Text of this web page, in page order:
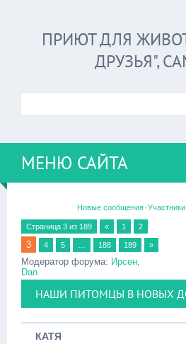
ПРИЮТ ДЛЯ
ДРУЗЬЯ",
МЕНЮ САЙТА
Новые сообщения·Участники
Страница 3 из 189 « 1 2
3 4 5 188 189 »
Модератор форума: Ирсен,
Dan
НАШИ ПИТОМЦЫ В НОВЫХ
КАТЯ